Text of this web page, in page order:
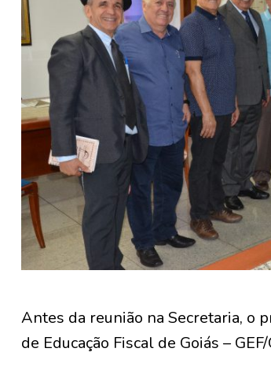
Antes da reunião na Secretaria, o
de Educação Fiscal de Goiás – GEF/